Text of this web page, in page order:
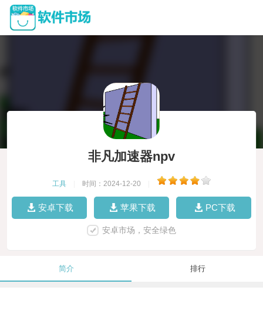
非凡加速器npv
工具 时间：2024-12-20
安卓下载 苹果下载 PC下载
安卓市场，安全绿色
简介 排行